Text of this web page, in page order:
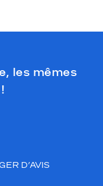
les mêmes
D’AVIS